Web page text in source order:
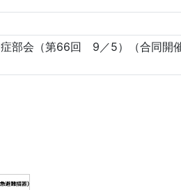
部会（第66回 9／5）（合同開